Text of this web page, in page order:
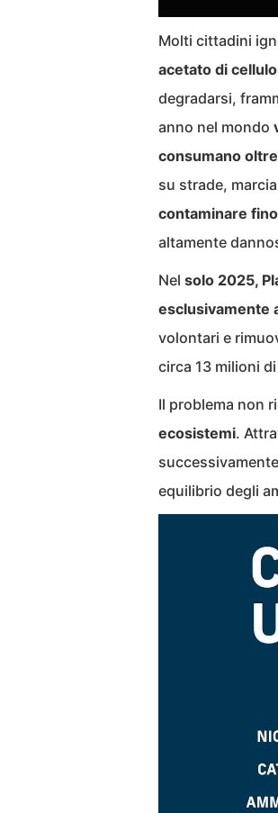
Molti cittadini
acetato di
degradarsi,
anno nel mondo
consumano
su strade,
contaminare
altamente
Nel solo 2025,
esclusivamente
volontari e
circa 13 milioni
Il problema non
ecosistemi.
equilibrio degli